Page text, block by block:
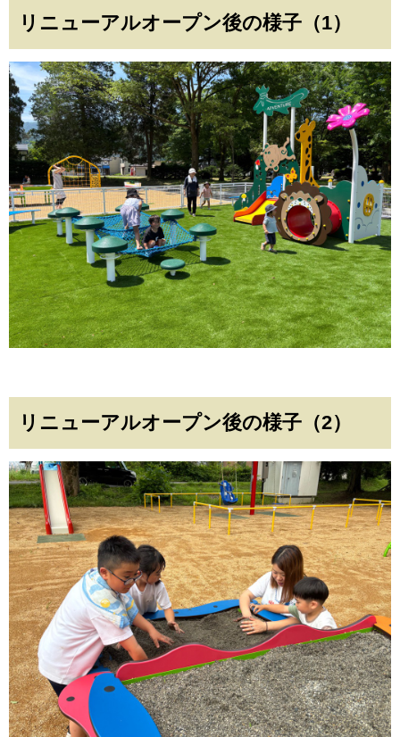
リニューアルオープン後の様子（1）
リニューアルオープン後の様子（2）